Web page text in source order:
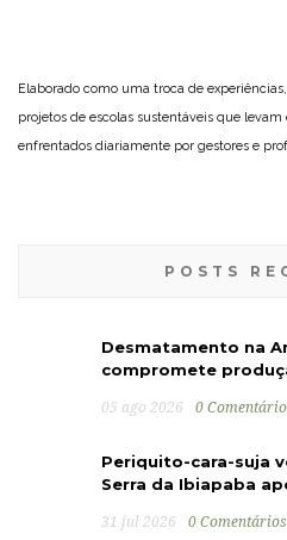
Elaborado como uma troca de
projetos de escolas sustentáveis que levam
enfrentados diariamente por gestores e
POSTS
Desmatamento na
compromete
05 ago 2026 0
Periquito-cara-suja
Serra da Ibiapaba
31 jul 2026 0 Comentários